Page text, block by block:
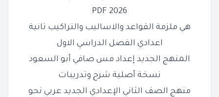
2026 PDF
هي ملزمة القواعد والاساليب والتراكيب تانية
اعدادي الفصل الدراسي الاول
المنهج الجديد إعداد مس صافي أبو السعود
نسخة أصلية شرح وتدريبات
منهج الصف الثاني الإعدادي الجديد عربي نحو